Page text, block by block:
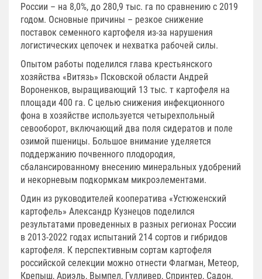
России – на 8,0%, до 280,9 тыс. га по сравнению с 2019
годом. Основные причины – резкое снижение
поставок семенного картофеля из-за нарушения
логистических цепочек и нехватка рабочей силы.
Опытом работы поделился глава крестьянского
хозяйства «Витязь» Псковской области Андрей
Вороненков, выращивающий 13 тыс. т картофеля на
площади 400 га. С целью снижения инфекционного
фона в хозяйстве используется четырехпольный
севооборот, включающий два поля сидератов и поле
озимой пшеницы. Большое внимание уделяется
поддержанию почвенного плодородия,
сбалансированному внесению минеральных удобрений
и некорневым подкормкам микроэлементами.
Один из руководителей кооператива «Устюженский
картофель» Александр Кузнецов поделился
результатами проведенных в разных регионах России
в 2013-2022 годах испытаний 214 сортов и гибридов
картофеля. К перспективным сортам картофеля
российской селекции можно отнести Флагман, Метеор,
Крепыш, Ариэль, Вымпел, Гулливер, Спринтер, Садон,